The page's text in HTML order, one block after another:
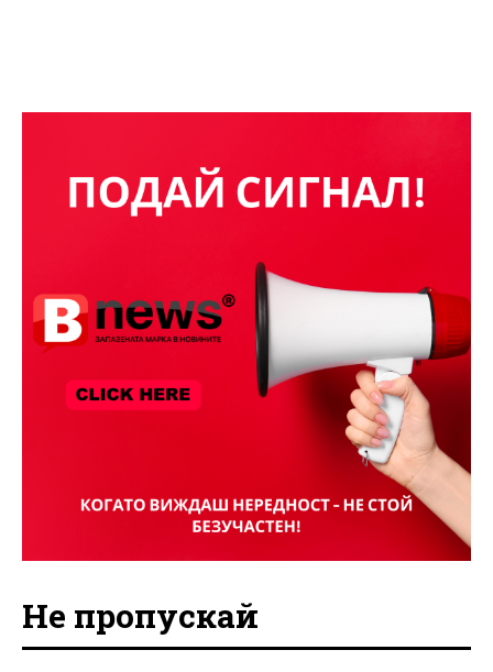
Не пропускай